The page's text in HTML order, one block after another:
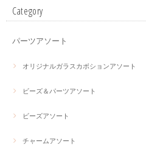
Category
パーツアソート
オリジナルガラスカボションアソート
ビーズ＆パーツアソート
ビーズアソート
チャームアソート